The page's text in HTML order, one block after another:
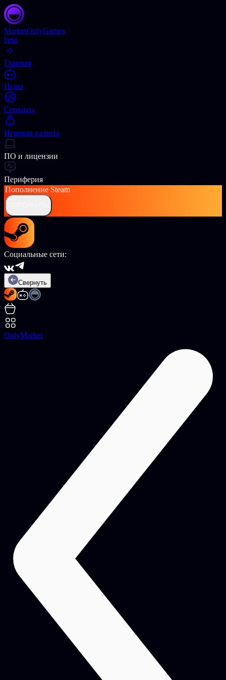
MarketOnlyGames
beta
Главная
Игры
Сервисы
Игровая валюта
ПО и лицензии
Периферия
Пополнение Steam
Социальные сети:
Свернуть
OnlyMarket